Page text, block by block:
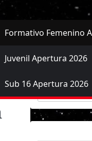
Formativo Femenino
Juvenil Apertura 2026
Sub 16 Apertura 2026
Buscar: